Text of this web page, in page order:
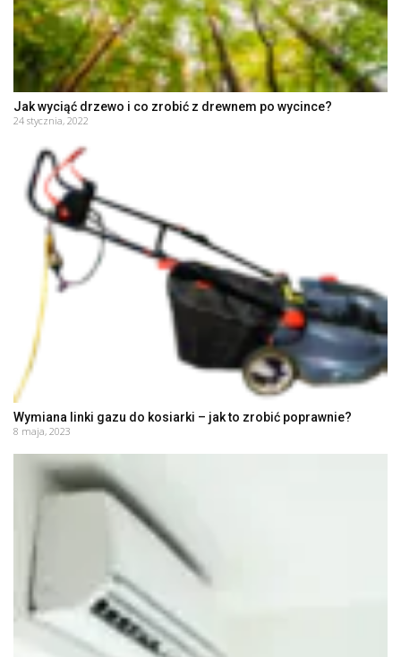
Jak wyciąć drzewo i co zrobić z drewnem po wycince?
24 stycznia, 2022
Wymiana linki gazu do kosiarki – jak to zrobić poprawnie?
8 maja, 2023